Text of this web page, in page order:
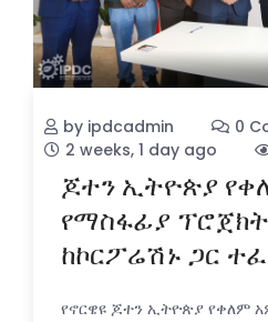
by ipdcadmin
0
2 weeks, 1 day ago
ጆተን ኢትዮጵያ
የማስፋፊያ
ከኮርፖሬሽኑ ጋር
የኖርዌዩ ጆተን ኢትዮጵያ የቀለም